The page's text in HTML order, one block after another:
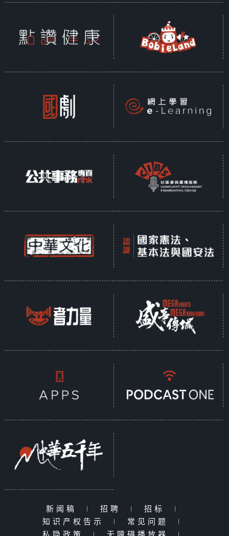
新闻稿 | 招聘 | 招标
|
知识产权告示
| 常见问题
|